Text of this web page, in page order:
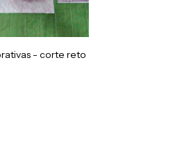
- corte reto